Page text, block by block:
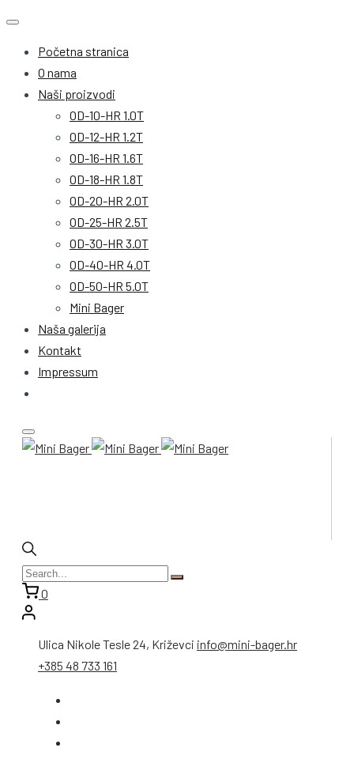
Početna stranica
O nama
Naši proizvodi
OD-10-HR 1.0T
OD-12-HR 1.2T
OD-16-HR 1.6T
OD-18-HR 1.8T
OD-20-HR 2.0T
OD-25-HR 2.5T
OD-30-HR 3.0T
OD-40-HR 4.0T
OD-50-HR 5.0T
Mini Bager
Naša galerija
Kontakt
Impressum
0
Ulica Nikole Tesle 24, Križevci info@mini-bager.hr
+385 48 733 161